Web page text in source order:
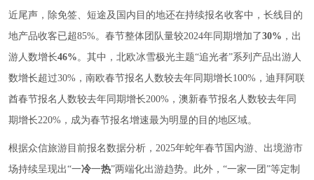
近尾声，除免签、短途及国内目的地还在持续报名收客中，长线目的
地产品收客已超85%。春节整体团队量较2024年同期增加了30% ，出
游人数增长46%。其中，北欧冰雪极光主题“追光者”系列产品出游人
数增长超过30%，南欧春节报名人数较去年同期增长100%，迪拜阿联
酋春节报名人数较去年同期增长200%，澳新春节报名人数较去年同
期增长220%，成为春节报名增速最为明显的目的地区域。
根据众信旅游目前报名数据分析，2025年蛇年春节国内游、出境游市
场持续呈现出“一冷一热”两端化出游趋势。此外，“一家一团”等定制